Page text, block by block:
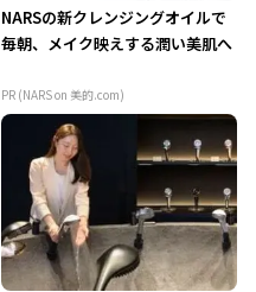
NARSの新クレンジングオイルで
毎朝、メイク映えする潤い美肌へ
PR (NARS on 美的.com)